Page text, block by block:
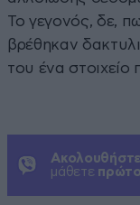
Το γεγονός, δε,
βρέθηκαν
του ένα στοιχείο
Ακολουθήστε
μάθετε